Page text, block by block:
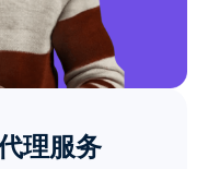
理服务